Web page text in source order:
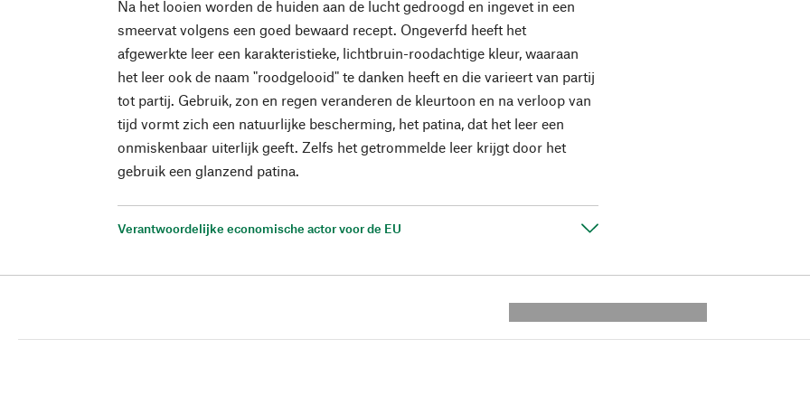
Na het looien worden de huiden aan de lucht gedroogd en ingevet in een
smeervat volgens een goed bewaard recept. Ongeverfd heeft het
afgewerkte leer een karakteristieke, lichtbruin-roodachtige kleur, waaraan
het leer ook de naam "roodgelooid" te danken heeft en die varieert van partij
tot partij. Gebruik, zon en regen veranderen de kleurtoon en na verloop van
tijd vormt zich een natuurlijke bescherming, het patina, dat het leer een
onmiskenbaar uiterlijk geeft. Zelfs het getrommelde leer krijgt door het
gebruik een glanzend patina.
Verantwoordelijke economische actor voor de EU